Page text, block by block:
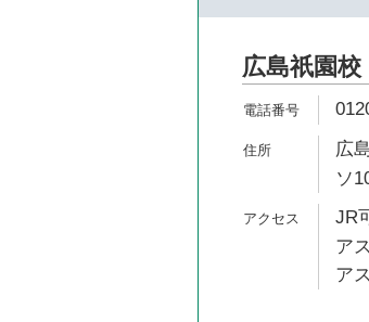
広島祇園校
広
ソ
JR
ア
ア